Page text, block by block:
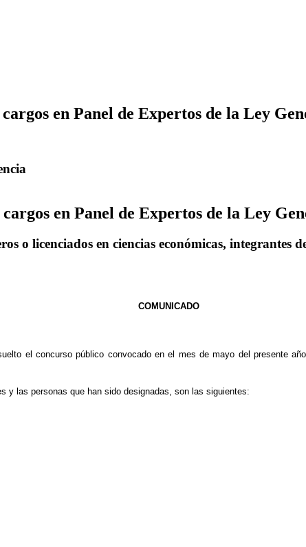
en Panel de Expertos de la Ley
en Panel de Expertos de la Ley
o licenciados en ciencias económicas, integrantes
COMUNICADO
el concurso público convocado en el mes de mayo del presente
y las personas que han sido designadas, son las siguientes: